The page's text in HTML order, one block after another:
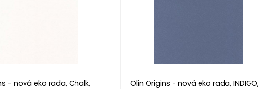
rada, Chalk,
Olin Origins - nová eko rada, INDIGO,